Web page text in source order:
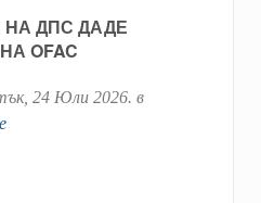
НА ДПС ДАДЕ
OFAC
24 Юли 2026. в